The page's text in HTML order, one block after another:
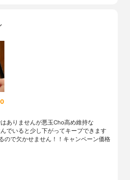
ありませんが悪玉Cho高め維持な
でいると少し下がってキープできます
ので欠かせません！！キャンペーン価格